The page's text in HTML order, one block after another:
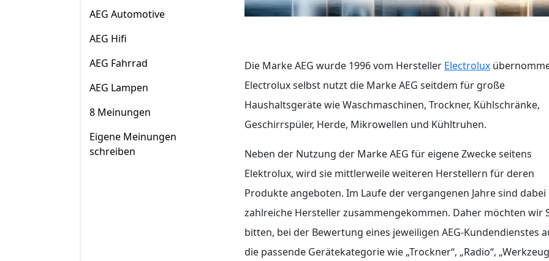
AEG Automotive
AEG Hifi
AEG Fahrrad
AEG Lampen
8 Meinungen
Eigene Meinungen
schreiben
Die Marke AEG wurde 1996 vom Hersteller Electrolux
Electrolux selbst nutzt die Marke AEG seitdem für große
Haushaltsgeräte wie Waschmaschinen, Trockner, Kühlschränke,
Geschirrspüler, Herde, Mikrowellen und Kühltruhen.
Neben der Nutzung der Marke AEG für eigene Zwecke seitens
Elektrolux, wird sie mittlerweile weiteren Herstellern für deren
Produkte angeboten. Im Laufe der vergangenen Jahre sind dabei
zahlreiche Hersteller zusammengekommen. Daher möchten wir
bitten, bei der Bewertung eines jeweiligen AEG-Kundendienstes
die passende Gerätekategorie wie „Trockner“, „Radio“,